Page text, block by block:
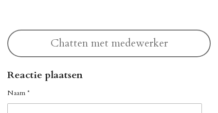
Chatten met medewerker
Reactie plaatsen
Naam *